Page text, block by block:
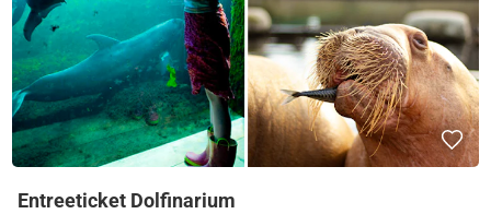
Entreeticket Dolfinarium